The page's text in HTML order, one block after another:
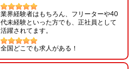
業界経験者はもちろん、フリーターや40
代未経験といった方でも、正社員として
活躍されてます。
全国どこでも求人がある！